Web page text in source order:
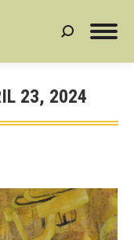
Search:
23, 2024